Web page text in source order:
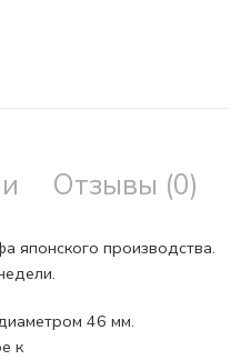
Отзывы (0)
японского производства.
46 мм.
к